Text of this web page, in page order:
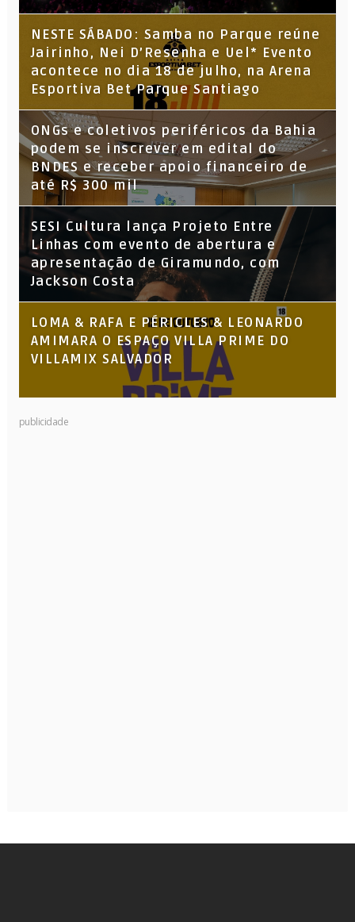
NESTE SÁBADO: Samba no Parque reúne
Jairinho, Nei D’Resenha e Uel* Evento
acontece no dia 18 de julho, na Arena
Esportiva Bet Parque Santiago
ONGs e coletivos periféricos da Bahia
podem se inscrever em edital do
BNDES e receber apoio financeiro de
até R$ 300 mil
SESI Cultura lança Projeto Entre
Linhas com evento de abertura e
apresentação de Giramundo, com
Jackson Costa
LOMA & RAFA E PÉRICLES & LEONARDO
AMIMARA O ESPAÇO VILLA PRIME DO
VILLAMIX SALVADOR
publicidade